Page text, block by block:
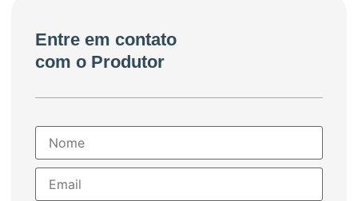
Entre em contato
com o Produtor